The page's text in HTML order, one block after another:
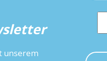
unserem